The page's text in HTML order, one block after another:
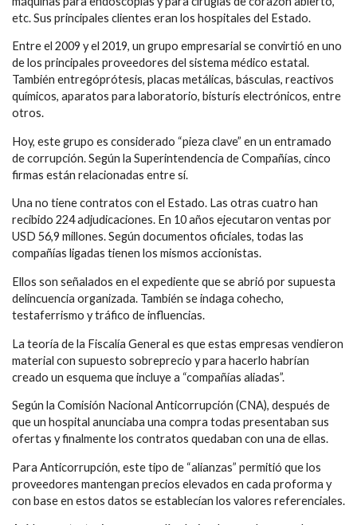
etc. Sus principales clientes eran los hospitales del Estado.
Entre el 2009 y el 2019, un grupo empresarial se convirtió en uno
de los principales proveedores del sistema médico estatal.
También entregóprótesis, placas metálicas, básculas, reactivos
químicos, aparatos para laboratorio, bisturís electrónicos, entre
otros.
Hoy, este grupo es considerado “pieza clave” en un entramado
de corrupción. Según la Superintendencia de Compañías, cinco
firmas están relacionadas entre sí.
Una no tiene contratos con el Estado. Las otras cuatro han
recibido 224 adjudicaciones. En 10 años ejecutaron ventas por
USD 56,9 millones. Según documentos oficiales, todas las
compañías ligadas tienen los mismos accionistas.
Ellos son señalados en el expediente que se abrió por supuesta
delincuencia organizada. También se indaga cohecho,
testaferrismo y tráfico de influencias.
La teoría de la Fiscalía General es que estas empresas vendieron
material con supuesto sobreprecio y para hacerlo habrían
creado un esquema que incluye a “compañías aliadas”.
Según la Comisión Nacional Anticorrupción (CNA), después de
que un hospital anunciaba una compra todas presentaban sus
ofertas y finalmente los contratos quedaban con una de ellas.
Para Anticorrupción, este tipo de “alianzas” permitió que los
proveedores mantengan precios elevados en cada proforma y
con base en estos datos se establecían los valores referenciales.